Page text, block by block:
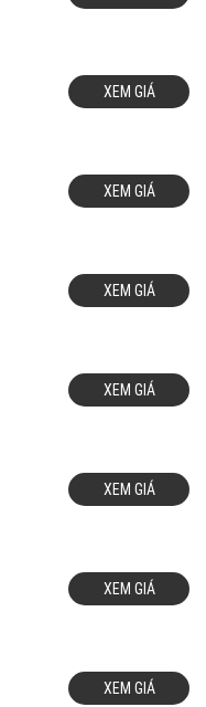
XEM GIÁ
XEM GIÁ
XEM GIÁ
XEM GIÁ
XEM GIÁ
XEM GIÁ
XEM GIÁ